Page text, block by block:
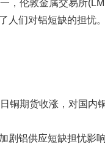
，伦敦金属交易所
人们对铝短缺的担忧。
铜期货收涨，对国内
剧铝供应短缺担忧影